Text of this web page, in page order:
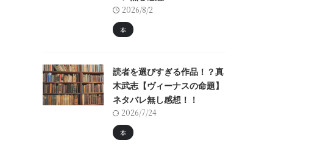
2026/8/2
本
読者を選びすぎる作品！？真
木武志【ヴィーナスの命題】
ネタバレ無し感想！！
2026/7/24
本